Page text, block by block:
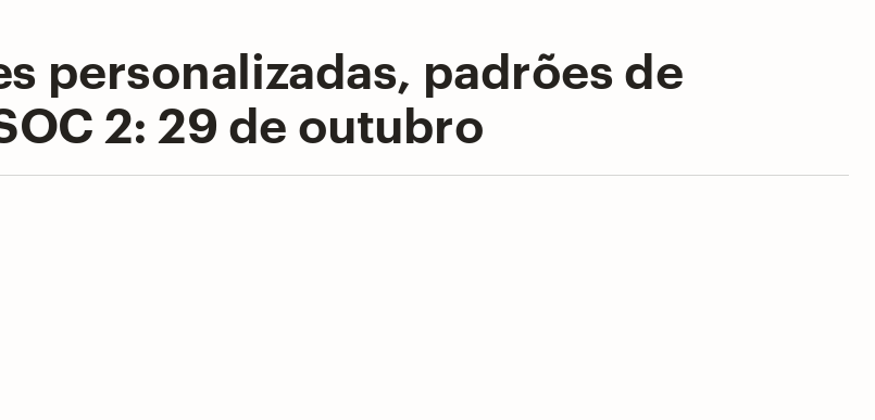
personalizadas, padrões de
2: 29 de outubro